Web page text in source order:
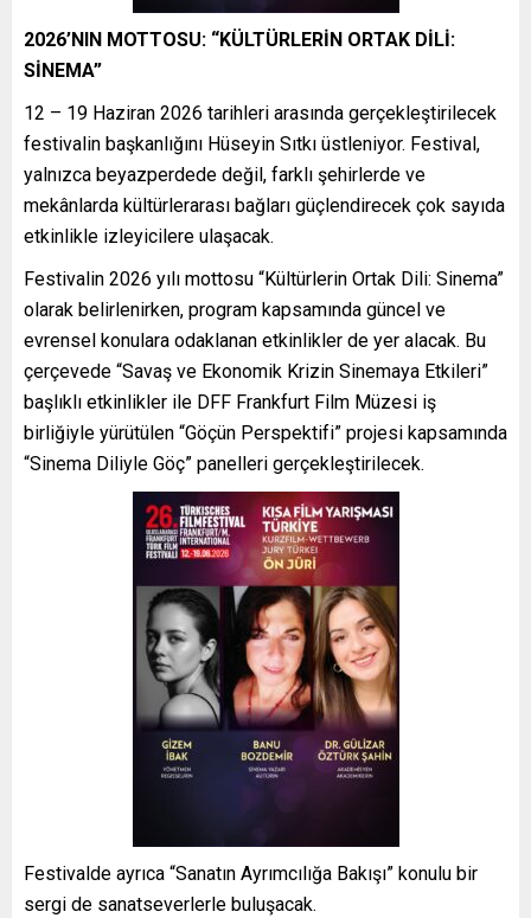
2026’NIN MOTTOSU: “KÜLTÜRLERİN ORTAK DİLİ:
SİNEMA”
12 – 19 Haziran 2026 tarihleri arasında gerçekleştirilecek
festivalin başkanlığını Hüseyin Sıtkı üstleniyor. Festival,
yalnızca beyazperdede değil, farklı şehirlerde ve
mekânlarda kültürlerarası bağları güçlendirecek çok sayıda
etkinlikle izleyicilere ulaşacak.
Festivalin 2026 yılı mottosu “Kültürlerin Ortak Dili: Sinema”
olarak belirlenirken, program kapsamında güncel ve
evrensel konulara odaklanan etkinlikler de yer alacak. Bu
çerçevede “Savaş ve Ekonomik Krizin Sinemaya Etkileri”
başlıklı etkinlikler ile DFF Frankfurt Film Müzesi iş
birliğiyle yürütülen “Göçün Perspektifi” projesi kapsamında
“Sinema Diliyle Göç” panelleri gerçekleştirilecek.
Festivalde ayrıca “Sanatın Ayrımcılığa Bakışı” konulu bir
sergi de sanatseverlerle buluşacak.